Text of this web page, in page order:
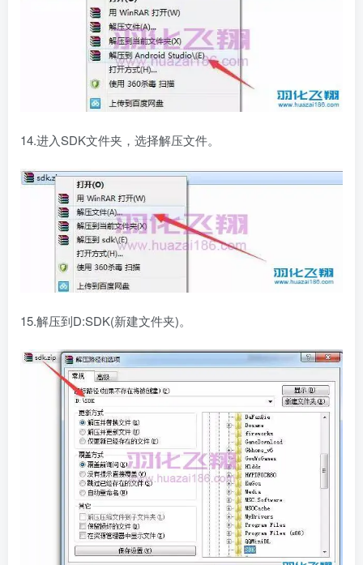
14.进入SDK文件夹，选择解压文件。
15.解压到D:SDK(新建文件夹)。